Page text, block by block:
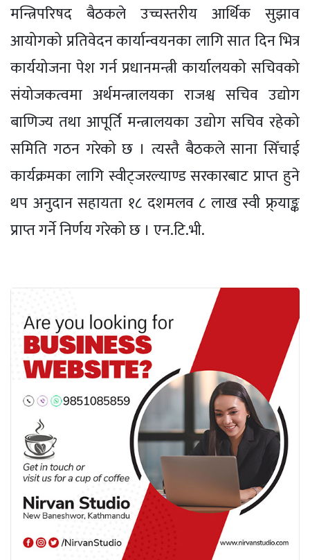
मन्त्रिपरिषद बैठकले उच्चस्तरीय आर्थिक सुझाव
आयोगको प्रतिवेदन कार्यान्वयनका लागि सात दिन भित्र
कार्ययोजना पेश गर्न प्रधानमन्त्री कार्यालयको सचिवको
संयोजकत्वमा अर्थमन्त्रालयका राजश्व सचिव उद्योग
बाणिज्य तथा आपूर्ति मन्त्रालयका उद्योग सचिव रहेको
समिति गठन गरेको छ । त्यस्तै बैठकले साना सिँचाई
कार्यक्रमका लागि स्वीट्जरल्याण्ड सरकारबाट प्राप्त हुने
थप अनुदान सहायता १८ दशमलव ८ लाख स्वी फ्र्याङ्क
प्राप्त गर्ने निर्णय गरेको छ । एन.टि.भी.